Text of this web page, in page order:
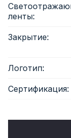
ленты:
Закрытие:
Логотип:
Сертификация: